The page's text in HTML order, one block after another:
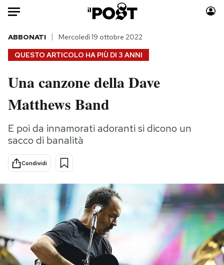
Auto
HOME
Italia
Politica
Tecnologia
Internet
Scienza
Cultura
Economia
Moda
Storie/Idee
Altrecose
Mondiali calcio 2026
PODCAST
QUESTO ARTICOLO HA PIÙ DI 3 ANNI
ABBONATI Mercoledì 19 ottobre 2022
Una canzone della Dave
Matthews Band
E poi da innamorati adoranti si dicono un
sacco di banalità
Condividi